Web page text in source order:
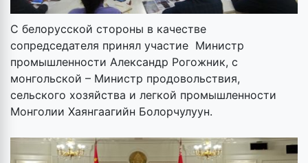
С белорусской стороны в качестве
сопредседателя принял участие Министр
промышленности Александр Рогожник, с
монгольской – Министр продовольствия,
сельского хозяйства и легкой промышленности
Монголии Хаянгаагийн Болорчулуун.